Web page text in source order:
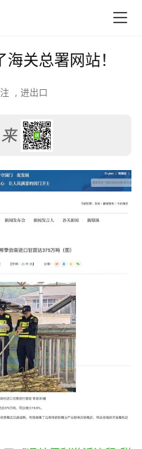
关总署网站！
, 进出口